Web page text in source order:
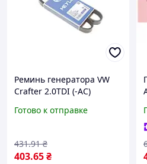
Реминь генератора VW
Crafter 2.0TDI (-AC)
1080 (opt-om)
Готово к отправке
403.65₴
431.91 ₴